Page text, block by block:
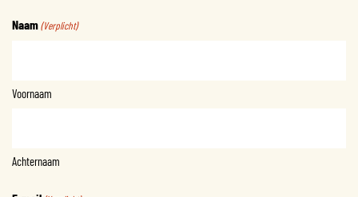
Naam (Verplicht)
Voornaam
Achternaam